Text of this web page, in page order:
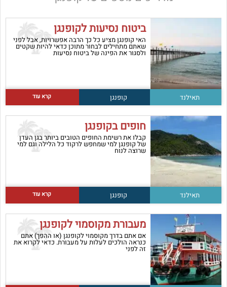
ביטוח נסיעות לקופנגן
האי קופנגן מציע כל כך הרבה אפשרויות, אבל לפני
שאתם מתחילים לבחור מתוכן כדאי להיות שקטים
ולסגור את הפינה של ביטוח נסיעות
תאילנד קופנגן קרא עוד
חופים בקופנגן
קבלו את רשימת החופים הטובים ביותר בגן העדן
של קופנגן למי שמחפש לרקוד כל הלילה וגם למי
שרוצה לנוח
תאילנד קופנגן קרא עוד
מעבורת מקוסמוי לקופנגן
אם אתם בדרך מקוסמוי לקופנגן (או ההפך) אתם
כנראה הולכים לעלות על מעבורת. כדאי לקרוא את
זה לפני